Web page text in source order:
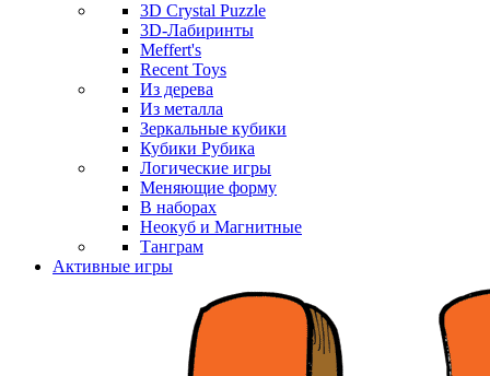
3D Crystal Puzzle
3D-Лабиринты
Meffert's
Recent Toys
Из дерева
Из металла
Зеркальные кубики
Кубики Рубика
Логические игры
Меняющие форму
В наборах
Неокуб и Магнитные
Танграм
Активные игры